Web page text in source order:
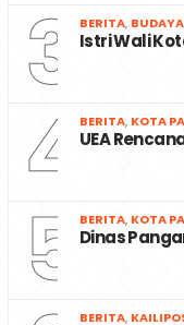
3 BERITA, BUDAYA
Istri Wali
4 BERITA, KOTA
UEA
5 BERITA, KOTA
Dinas
BERITA,